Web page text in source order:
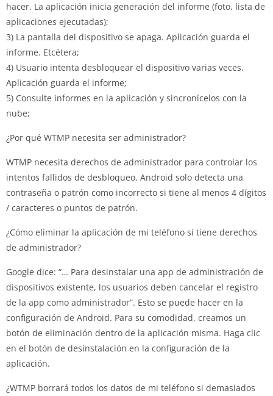
hacer. La aplicación inicia generación del informe (foto, lista de
aplicaciones ejecutadas);
3) La pantalla del dispositivo se apaga. Aplicación guarda el
informe. Etcétera;
4) Usuario intenta desbloquear el dispositivo varias veces.
Aplicación guarda el informe;
5) Consulte informes en la aplicación y sincronícelos con la
nube;
¿Por qué WTMP necesita ser administrador?
WTMP necesita derechos de administrador para controlar los
intentos fallidos de desbloqueo. Android solo detecta una
contraseña o patrón como incorrecto si tiene al menos 4 dígitos
/ caracteres o puntos de patrón.
¿Cómo eliminar la aplicación de mi teléfono si tiene derechos
de administrador?
Google dice: “… Para desinstalar una app de administración de
dispositivos existente, los usuarios deben cancelar el registro
de la app como administrador”. Esto se puede hacer en la
configuración de Android. Para su comodidad, creamos un
botón de eliminación dentro de la aplicación misma. Haga clic
en el botón de desinstalación en la configuración de la
aplicación.
¿WTMP borrará todos los datos de mi teléfono si demasiados